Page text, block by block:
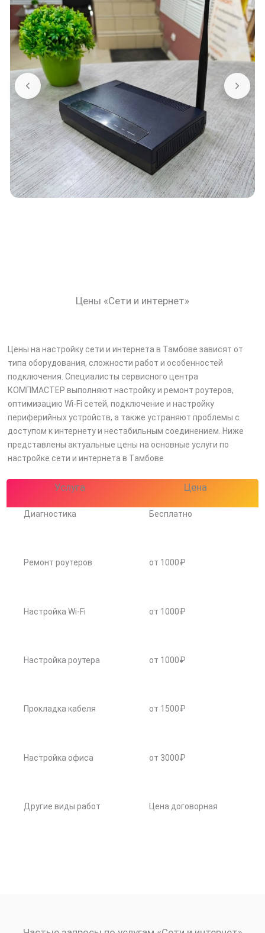
Цены «Сети и интернет»
Цены на настройку сети и интернета в Тамбове зависят от
типа оборудования, сложности работ и особенностей
подключения. Специалисты сервисного центра
КОМПМАСТЕР выполняют настройку и ремонт роутеров,
оптимизацию Wi-Fi сетей, подключение и настройку
периферийных устройств, а также устраняют проблемы с
доступом к интернету и нестабильным соединением. Ниже
представлены актуальные цены на основные услуги по
настройке сети и интернета в Тамбове
Услуга Цена
Диагностика Бесплатно
Ремонт роутеров от 1000₽
Настройка Wi-Fi от 1000₽
Настройка роутера от 1000₽
Прокладка кабеля от 1500₽
Настройка офиса от 3000₽
Другие виды работ Цена договорная